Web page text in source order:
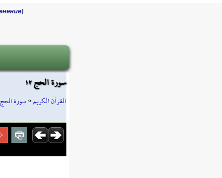
]
سورة الحج ١٢
القرآن الكريم»سورة الحج